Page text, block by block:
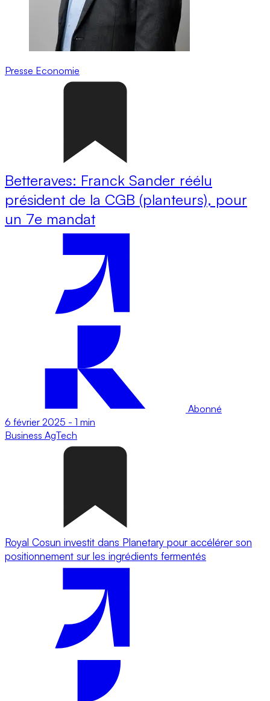
Presse Economie
Betteraves: Franck Sander réélu
président de la CGB (planteurs), pour
un 7e mandat
Abonné
6 février 2025 - 1 min
Business AgTech
Royal Cosun investit dans Planetary pour accélérer son
positionnement sur les ingrédients fermentés